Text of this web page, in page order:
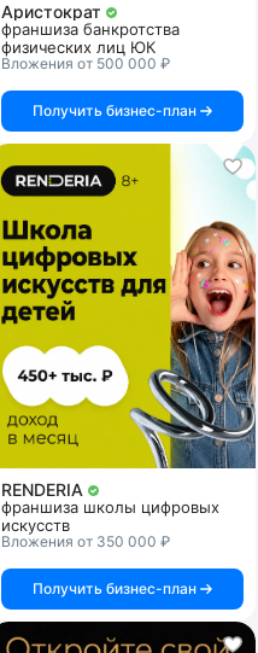
Аристократ
франшиза банкротства
физических лиц ЮК
Вложения от 500 000 ₽
Получить бизнес-план
RENDERIA
франшиза школы цифровых
искусств
Вложения от 350 000 ₽
Получить бизнес-план